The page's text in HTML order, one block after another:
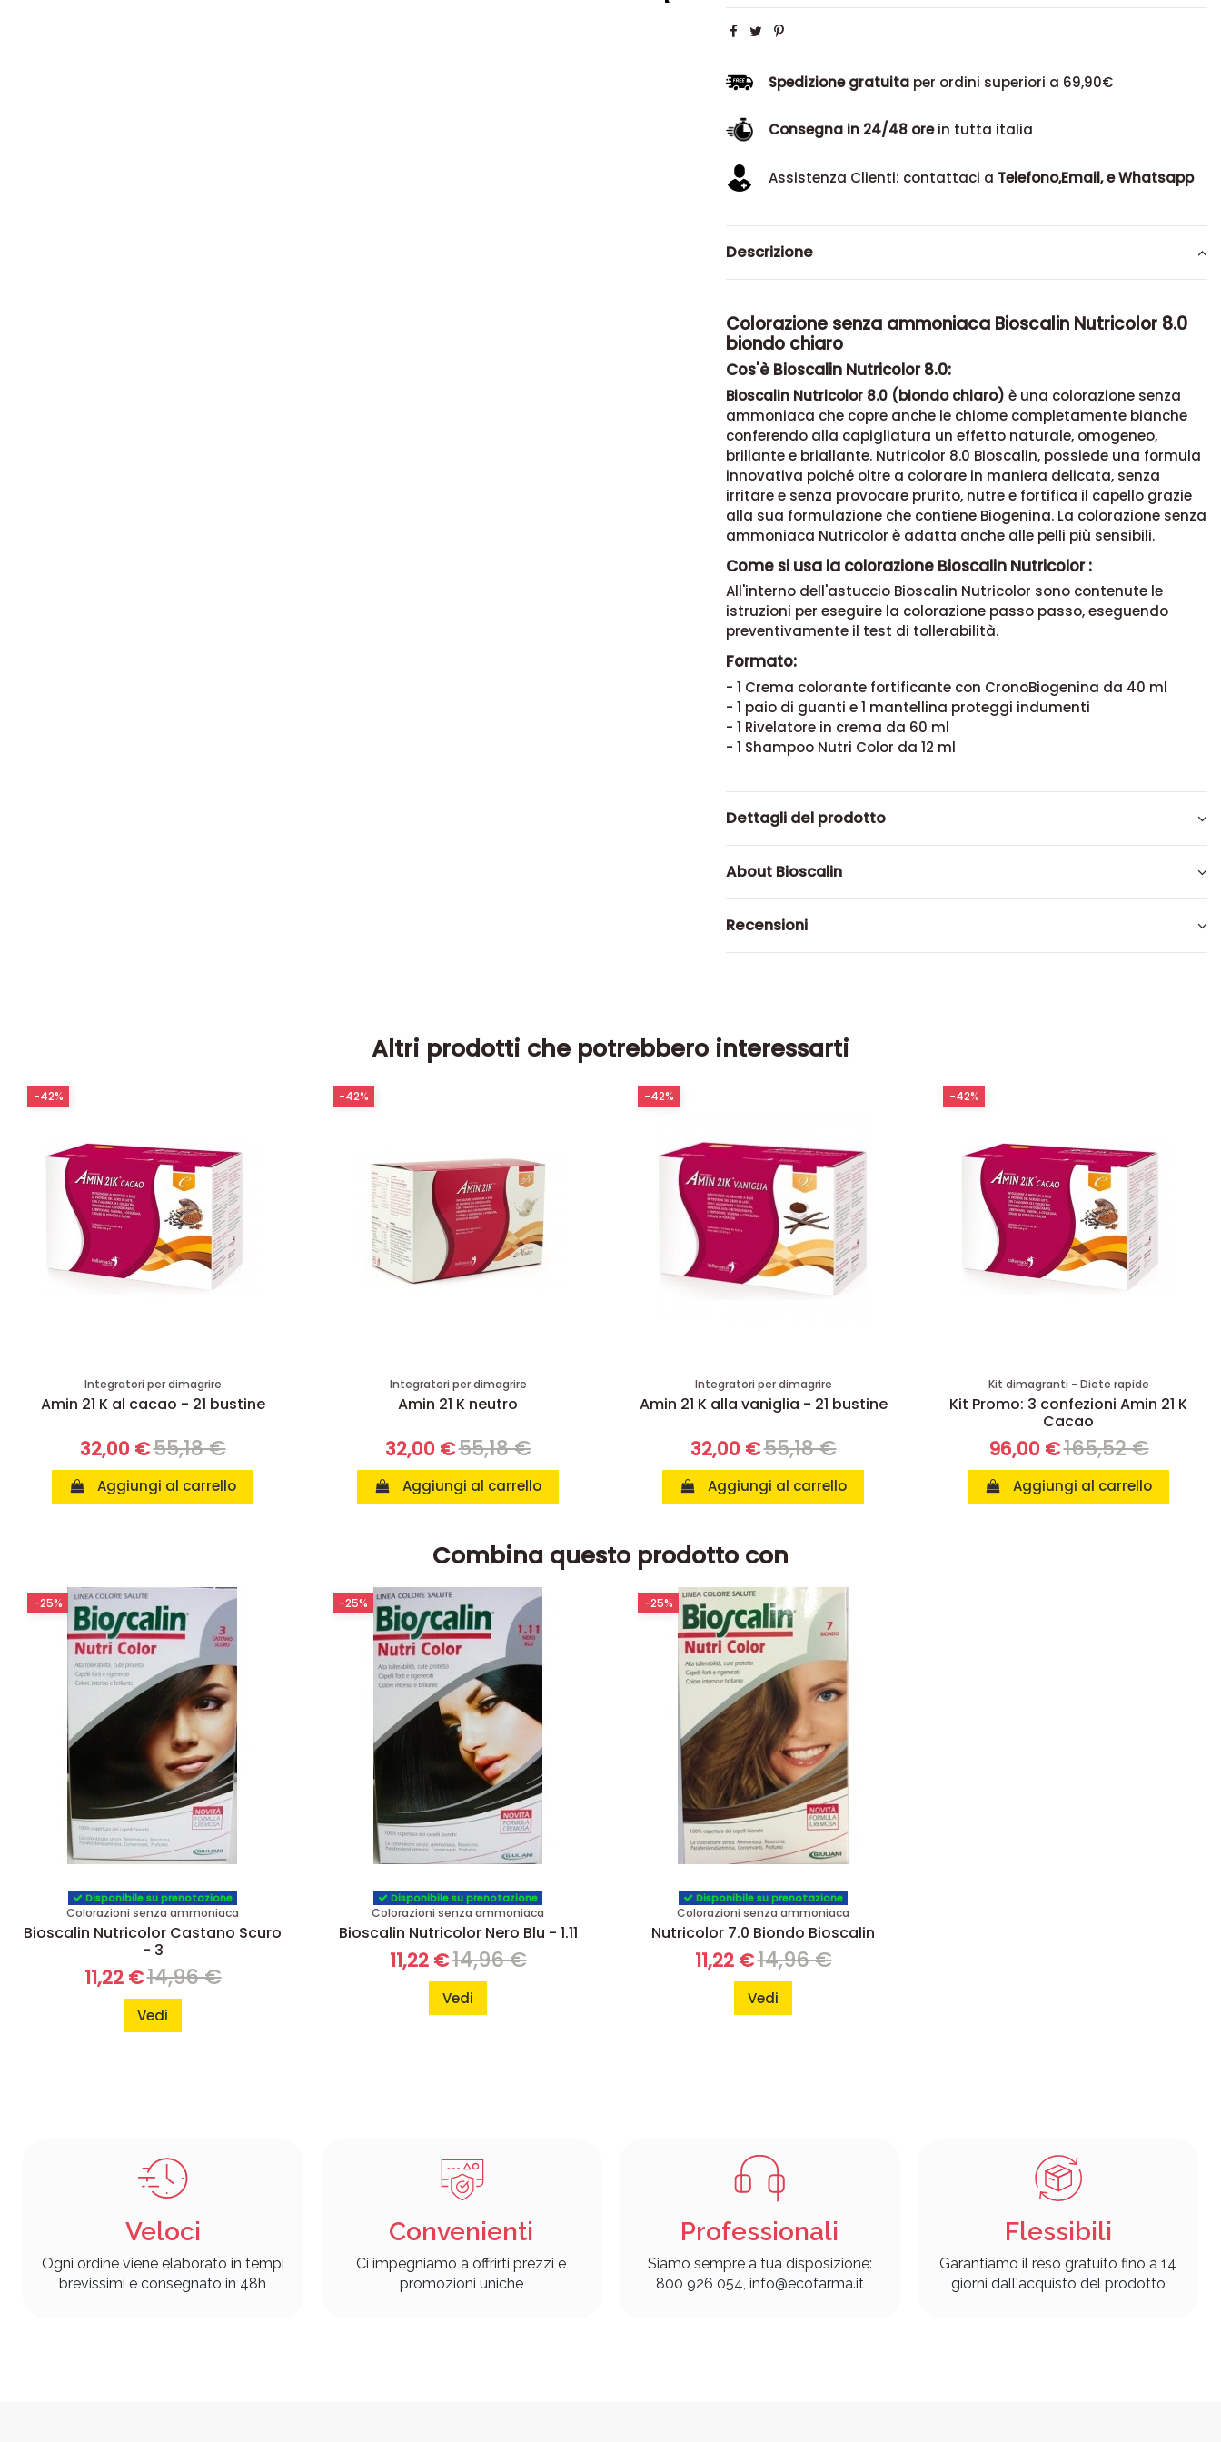
Spedizione gratuitaper ordini superiori a 69,90€
Consegna in 24/48 orein tutta italia
Assistenza Clienti: contattaci a Telefono,Email, e Whatsapp
Descrizione
Colorazione senza ammoniaca Bioscalin Nutricolor 8.0
biondo chiaro
Cos'è Bioscalin Nutricolor 8.0:
Bioscalin Nutricolor 8.0 (biondo chiaro) è una colorazione senza
ammoniaca che copre anche le chiome completamente bianche
conferendo alla capigliatura un effetto naturale, omogeneo,
brillante e briallante. Nutricolor 8.0 Bioscalin, possiede una formula
innovativa poiché oltre a colorare in maniera delicata, senza
irritare e senza provocare prurito, nutre e fortifica il capello grazie
alla sua formulazione che contiene Biogenina.La colorazione senza
ammoniaca Nutricolor è adatta anche alle pelli più sensibili.
Come si usa la colorazione Bioscalin Nutricolor :
All'interno dell'astuccio Bioscalin Nutricolor sono contenute le
istruzioni per eseguire la colorazione passo passo, eseguendo
preventivamente il test di tollerabilità.
Formato:
- 1 Crema colorante fortificante con CronoBiogenina da 40 ml
- 1 paio di guanti e 1 mantellina proteggi indumenti
- 1 Rivelatore in crema da 60 ml
- 1 Shampoo Nutri Color da 12 ml
Dettagli del prodotto
About Bioscalin
Recensioni
Altri prodotti che potrebbero interessarti
Integratori per dimagrire
Amin 21 K al cacao - 21 bustine
32,00 €55,18 €
Aggiungi al carrello
-42%
Integratori per dimagrire
Amin 21 K neutro
32,00 €55,18 €
Aggiungi al carrello
-42%
Integratori per dimagrire
Amin 21 K alla vaniglia - 21 bustine
32,00 €55,18 €
Aggiungi al carrello
-42%
Kit dimagranti - Diete rapide
Kit Promo: 3 confezioni Amin 21 K
Cacao
96,00 €165,52 €
Aggiungi al carrello
-42%
Combina questo prodotto con
Disponibile su prenotazione
Colorazioni senza ammoniaca
Bioscalin Nutricolor Castano Scuro
- 3
11,22 €14,96 €
Vedi
-25%
Disponibile su prenotazione
Colorazioni senza ammoniaca
Bioscalin Nutricolor Nero Blu - 1.11
11,22 €14,96 €
Vedi
-25%
Disponibile su prenotazione
Colorazioni senza ammoniaca
Nutricolor 7.0 Biondo Bioscalin
11,22 €14,96 €
Vedi
-25%
Veloci
Ogni ordine viene elaborato in tempi
brevissimi e consegnato in 48h
Convenienti
Ci impegniamo a offrirti prezzi e
promozioni uniche
Professionali
Siamo sempre a tua disposizione:
800 926 054, info@ecofarma.it
Flessibili
Garantiamo il reso gratuito fino a 14
giorni dall'acquisto del prodotto